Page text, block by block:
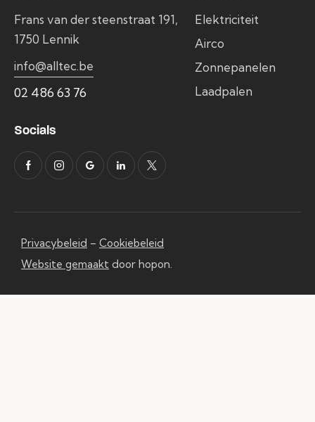
Frans van der steenstraat 191,
1750 Lennik
info@alltec.be
02 486 63 76
Elektriciteit
Airco
Zonnepanelen
Laadpalen
Socials
Website gemaakt door hopon.
Privacybeleid – Cookiebeleid